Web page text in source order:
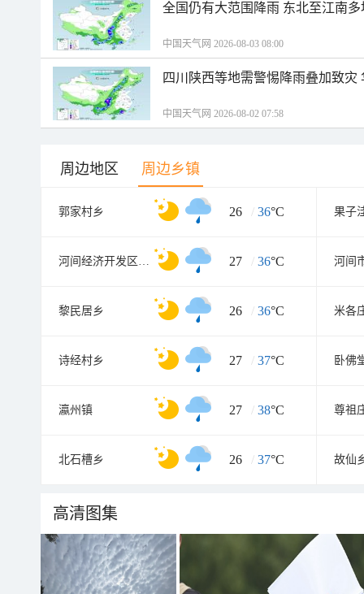
全国仍有大范围降雨 东北至江南
中国天气网 2026-08-03 08:00
四川陕西等地需警惕降雨叠加致
中国天气网 2026-08-02 07:58
周边地区 周边乡镇
郭家村乡 26 / 36°C 果子
河间经济开发区管理委员会 27 / 36°C
黎民居乡 26 / 36°C 米各
诗经村乡 27 / 37°C 卧佛
瀛州镇 27 / 38°C 尊祖
北石槽乡 26 / 37°C 故仙
高清图集